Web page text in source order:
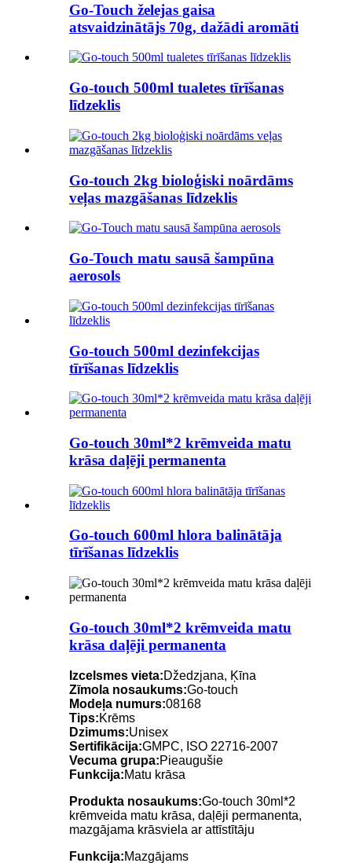
Go-Touch želejas gaisa
atsvaidzinātājs 70g, dažādi aromāti
Go-touch 500ml tualetes tīrīšanas
līdzeklis
Go-touch 2kg bioloģiski noārdāms
veļas mazgāšanas līdzeklis
Go-Touch matu sausā šampūna
aerosols
Go-touch 500ml dezinfekcijas
tīrīšanas līdzeklis
Go-touch 30ml*2 krēmveida matu
krāsa daļēji permanenta
Go-touch 600ml hlora balinātāja
tīrīšanas līdzeklis
Go-touch 30ml*2 krēmveida matu
krāsa daļēji permanenta
Izcelsmes vieta:Džedzjana, Ķīna
Zīmola nosaukums:Go-touch
Modeļa numurs:08168
Tips:Krēms
Dzimums:Unisex
Sertifikācija:GMPC, ISO 22716-2007
Vecuma grupa:Pieaugušie
Funkcija:Matu krāsa
Produkta nosaukums:Go-touch 30ml*2
krēmveida matu krāsa, daļēji permanenta,
mazgājama krāsviela ar attīstītāju
Funkcija:Mazgājams